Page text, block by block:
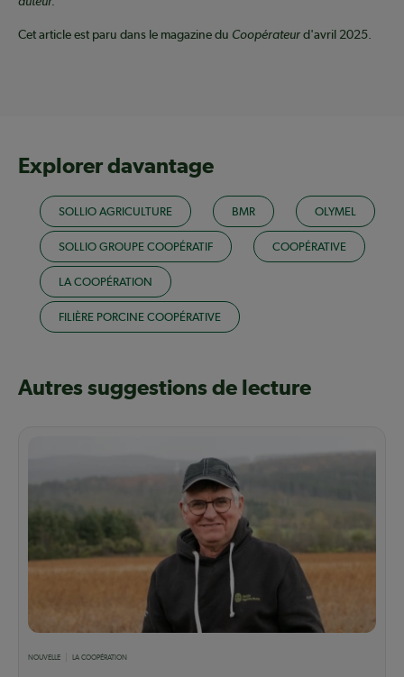
Cet article est paru dans le magazine du Coopérateurd'avril 2025.
Explorer davantage
SOLLIO AGRICULTURE BMR OLYMEL
SOLLIO GROUPE COOPÉRATIF COOPÉRATIVE
LA COOPÉRATION
FILIÈRE PORCINE COOPÉRATIVE
Autres suggestions de lecture
NOUVELLE LA COOPÉRATION